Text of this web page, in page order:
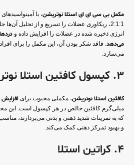
مکمل بی سی ای ای استلا نوتریشن
2:1:1، ریکاوری عضلات را تسریع و از تحلیل
انرژی ذخیره شده در عضلات را افزایش داده و
می‌دهد. فاقد شکر بودن آن، این مکمل را برای
می‌سازد.
3. کپسول کافئین استلا نوتریشن
کافئین استلا نوتریشن، مکملی محبوب برای افزایش
میلی‌گرم کافئین خالص در هر کپسول است. این
که به تمرینات شدید ذهنی و بدنی می‌پردازند،
و بهبود تمرکز ذهنی کمک می‌کند.
4. کراتین استلا